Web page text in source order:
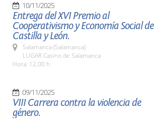
10/11/2025
Entrega del XVI Premio al
Cooperativismo y Economía Social de
Castilla y León.
Salamanca (Salamanca)
LUGAR Casino de Salamanca
Hora: 12,00 h.
09/11/2025
VIII Carrera contra la violencia de
género.